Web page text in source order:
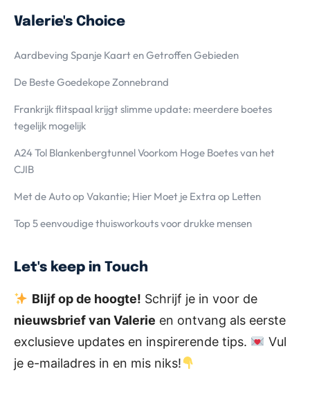
Valerie's Choice
Aardbeving Spanje Kaart en Getroffen Gebieden
De Beste Goedekope Zonnebrand
Frankrijk flitspaal krijgt slimme update: meerdere boetes
tegelijk mogelijk
A24 Tol Blankenbergtunnel Voorkom Hoge Boetes van het
CJIB
Met de Auto op Vakantie; Hier Moet je Extra op Letten
Top 5 eenvoudige thuisworkouts voor drukke mensen
Let's keep in Touch
Blijf op de hoogte! Schrijf je in voor de
nieuwsbrief van Valerie en ontvang als eerste
exclusieve updates en inspirerende tips.
Vul
je e-mailadres in en mis niks!